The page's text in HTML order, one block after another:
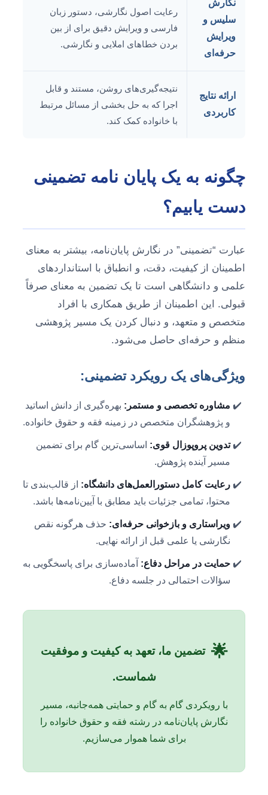
نگارش
سلیس و
ویرایش
حرفه‌ای
رعایت اصول نگارشی، دستور زبان
فارسی و ویرایش دقیق برای از بین
بردن خطاهای املایی و نگارشی.
ارائه نتایج
کاربردی
نتیجه‌گیری‌های روشن، مستند و قابل
اجرا که به حل بخشی از مسائل مرتبط
با خانواده کمک کند.
چگونه به یک پایان نامه تضمینی
دست یابیم؟
عبارت “تضمینی” در نگارش پایان‌نامه، بیشتر به معنای
اطمینان از کیفیت، دقت، و انطباق با استانداردهای
علمی و دانشگاهی است تا یک تضمین به معنای صرفاً
قبولی. این اطمینان از طریق همکاری با افراد
متخصص و متعهد، و دنبال کردن یک مسیر پژوهشی
منظم و حرفه‌ای حاصل می‌شود.
ویژگی‌های یک رویکرد تضمینی:
مشاوره تخصصی و مستمر: بهره‌گیری از دانش اساتید
و پژوهشگران متخصص در زمینه فقه و حقوق خانواده.
تدوین پروپوزال قوی: اساسی‌ترین گام برای تضمین
مسیر آینده پژوهش.
رعایت کامل دستورالعمل‌های دانشگاه: از قالب‌بندی تا
محتوا، تمامی جزئیات باید مطابق با آیین‌نامه‌ها باشد.
ویراستاری و بازخوانی حرفه‌ای: حذف هرگونه نقص
نگارشی یا علمی قبل از ارائه نهایی.
حمایت در مراحل دفاع: آماده‌سازی برای پاسخگویی به
سؤالات احتمالی در جلسه دفاع.
🌟 تضمین ما، تعهد به کیفیت و موفقیت
شماست.
با رویکردی گام به گام و حمایتی همه‌جانبه، مسیر
نگارش پایان‌نامه در رشته فقه و حقوق خانواده را
برای شما هموار می‌سازیم.